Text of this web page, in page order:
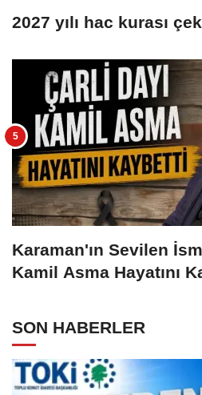
2027 yılı hac kurası
Karaman'ın Sevilen
Kamil Asma Hayatını
SON HABERLER